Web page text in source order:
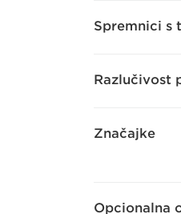
Spremnici s
Razlučivost
Značajke
Opcionalna